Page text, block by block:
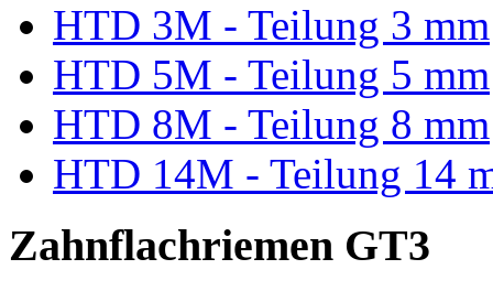
HTD 3M - Teilung 3 mm
HTD 5M - Teilung 5 mm
HTD 8M - Teilung 8 mm
HTD 14M - Teilung 14
Zahnflachriemen GT3